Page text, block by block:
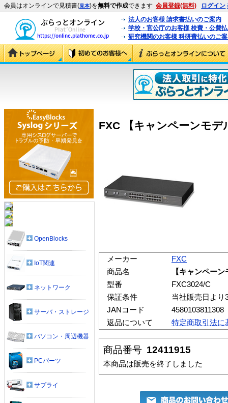
会員はオンラインで見積書(見本)を無料で作成できます 会員登録(無料) ログイン
法人のお客様 請求書払いのご案内
学校・官公庁のお客様 校費・公費
研究機関のお客様 科研費払いのご
FXC 【キャンペーンモデ
メーカー
FXC
商品名
【キャンペー
型番
FXC3024/C
保証条件
当社販売日より
JANコード
4580103811308
返品について
特定商取引法に
商品番号 12411915
本商品は販売を終了しました
OpenBlocks
IoT関連
ネットワーク
サーバ・ストレージ
パソコン・周辺機器
PCパーツ
サプライ